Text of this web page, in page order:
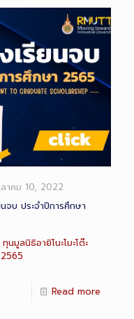
าคม 10, 2022
จบ ประจำปีการศึกษา
ทุนมูลนิธิอายิโนะโมะโต๊ะ
Read more